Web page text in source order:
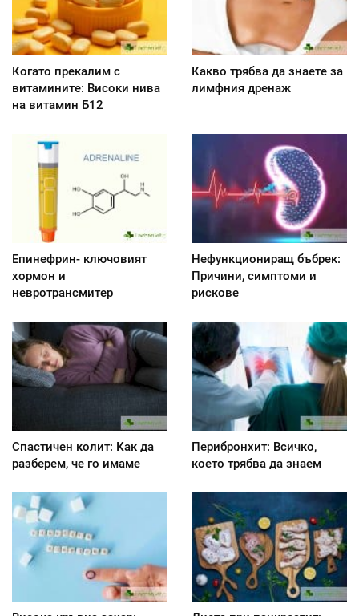
Когато прекалим с
витамините: Високи нива
на витамин Б12
Какво трябва да знаете за
лимфния дренаж
Епинефрин- ключовият
хормон и
невротрансмитер
Нефункциониращ бъбрек:
Причини, симптоми и
рискове
Спастичен колит: Как да
разберем, че го имаме
Перибронхит: Всичко,
което трябва да знаем